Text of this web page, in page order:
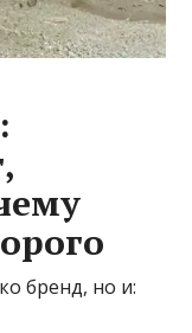
бренд, но и: